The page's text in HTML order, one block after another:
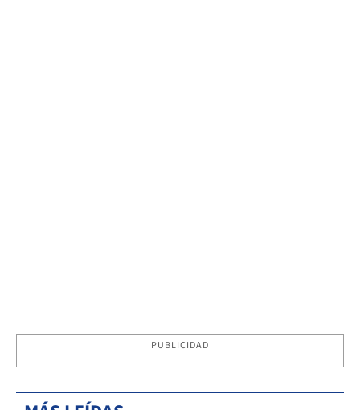
PUBLICIDAD